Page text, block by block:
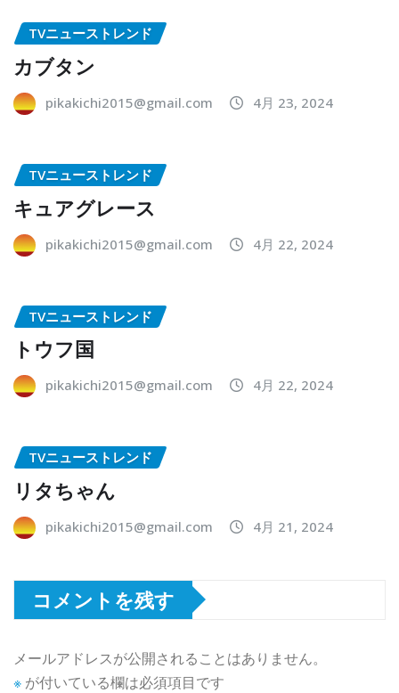
TVニューストレンド
カブタン
pikakichi2015@gmail.com 4月 23, 2024
TVニューストレンド
キュアグレース
pikakichi2015@gmail.com 4月 22, 2024
TVニューストレンド
トウフ国
pikakichi2015@gmail.com 4月 22, 2024
TVニューストレンド
リタちゃん
pikakichi2015@gmail.com 4月 21, 2024
コメントを残す
メールアドレスが公開されることはありません。
※ が付いている欄は必須項目です